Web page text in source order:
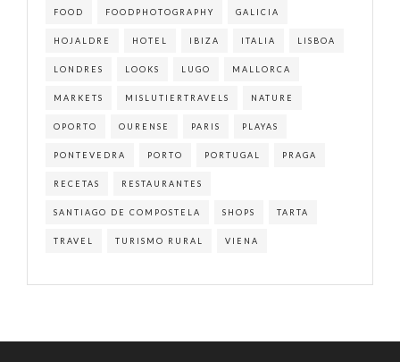
FOOD FOODPHOTOGRAPHY GALICIA
HOJALDRE HOTEL IBIZA ITALIA LISBOA
LONDRES LOOKS LUGO MALLORCA
MARKETS MISLUTIERTRAVELS NATURE
OPORTO OURENSE PARIS PLAYAS
PONTEVEDRA PORTO PORTUGAL PRAGA
RECETAS RESTAURANTES
SANTIAGO DE COMPOSTELA SHOPS TARTA
TRAVEL TURISMO RURAL VIENA